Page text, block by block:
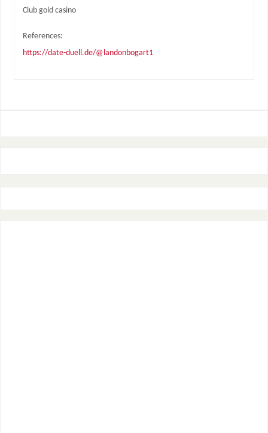
Club gold casino
References:
https://date-duell.de/@landonbogart1